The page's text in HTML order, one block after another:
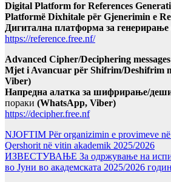
Digital Platform for References
Platformë Dixhitale për Gjenerimin e
Дигитална платформа за
https://reference.free.nf/
Advanced Cipher/Deciphering
Mjet i Avancuar për Shifrim/Deshifrim
Viber)
Напредна алатка за шифрирање/
пораки (WhatsApp, Viber)
https://decipher.free.nf
NJOFTIM Për organizimin e provimeve
Qershorit në vitin akademik 2025/2026
ИЗВЕСТУВАЊЕ За одржување на
во Јуни во академската 2025/2026